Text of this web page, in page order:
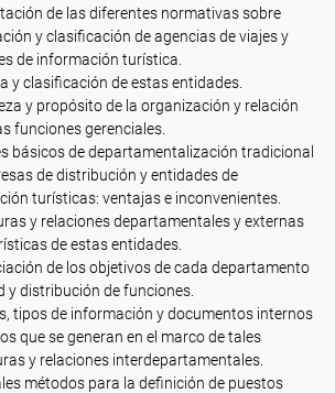
de las diferentes normativas sobre
y clasificación de agencias de viajes y
de información turística.
y clasificación de estas entidades.
y propósito de la organización y relación
funciones gerenciales.
básicos de departamentalización tradicional
de distribución y entidades de
turísticas: ventajas e inconvenientes.
y relaciones departamentales y externas
de estas entidades.
de los objetivos de cada departamento
y distribución de funciones.
tipos de información y documentos internos
que se generan en el marco de tales
y relaciones interdepartamentales.
métodos para la definición de puestos